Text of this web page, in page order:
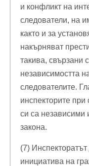
и конфликт на
следователи, на
както и за
накърняват
такива, свързани
независимостта
следователите.
инспекторите
си са независими
закона.
(7)
инициатива на